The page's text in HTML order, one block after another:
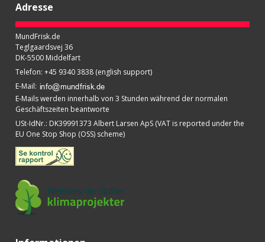
Adresse
MundFrisk.de
Teglgaardsvej 36
DK-5500 Middelfart
Telefon: +45 9340 3838 (english support)
E-Mail:
E-Mails werden innerhalb von 3 Stunden während der normalen
Geschäftszeiten beantworte
USt-IdNr.: DK39991373 Albert Larsen ApS (VAT is reported under the
EU One Stop Shop (OSS) scheme)